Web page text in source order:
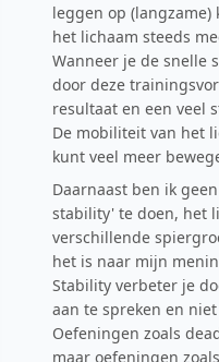
leggen op
het lichaam steeds
Wanneer je de snelle
door deze
resultaat en een veel
De mobiliteit van het
kunt veel meer
Daarnaast ben ik
stability' te doen, het
verschillende
het is naar mijn
Stability verbeter je
aan te spreken en
Oefeningen zoals
maar oefeningen